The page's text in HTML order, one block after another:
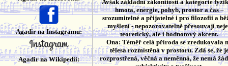
Agadir na Instagramu:
Agadir na Wikipedii:
Avšak základní zákonitosti a kategorie
hmota, energie, pohyb, prostor a čas –
srozumitelné a přijatelné i pro filozofii a
myšlení - nepozorovatelně přesouvají
teoretický, ale i hodnotový akcent.
Ona: Téměř celá příroda se zredukovala
tělesa rozmístěná v prostoru. Zdá se, že
rozprostřená, věčná a neměnná, že nemá